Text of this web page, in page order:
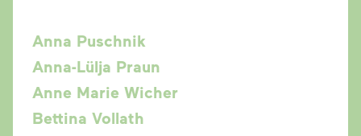
Anna Puschnik
Anna-Lülja Praun
Anne Marie Wicher
Bettina Vollath